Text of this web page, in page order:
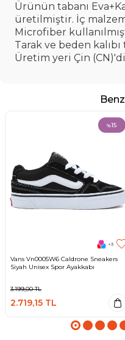
Ürünün tabanı
üretilmiştir. İç
Microfiber
Tarak ve beden kalıbı
Üretim yeri Çin
%15
+3
Vans Vn0005W6 Caldrone Sneakers
Siyah Unisex Spor Ayakkabı
3.199,00TL
2.719,15 TL